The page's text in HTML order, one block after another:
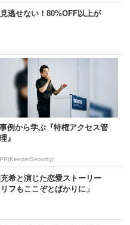
逃せない！80%OFF以上が
事例から学ぶ『特権アクセス管
理』
PR(KeeperSecurity)
希と演じた恋愛ストーリー
フもここぞとばかりに」